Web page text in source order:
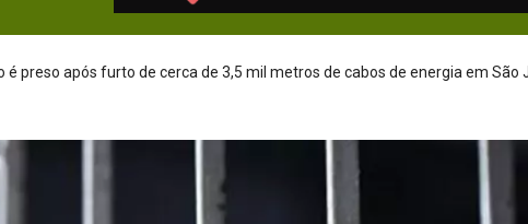
de cerca de 3,5 mil metros de cabos de energia em São Joaquim